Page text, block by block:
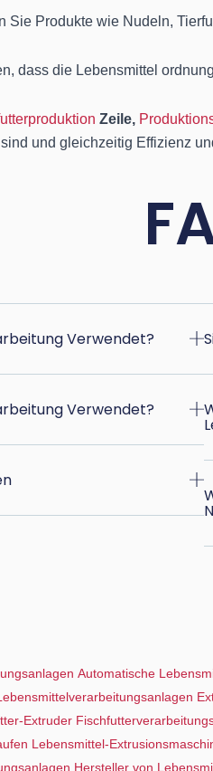
Sie Produkte wie Nudeln,
dass die Lebensmittel
Zeile,
und gleichzeitig Effizienz
Verwendet?
Verwendet?
Automatische
Extruder
Lebensmittel-
Hersteller von